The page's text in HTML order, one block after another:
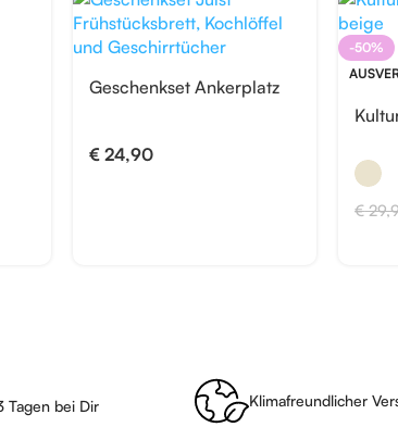
Geschenkset Ankerplatz
€24,90
-50%
€
Tagen bei Dir Klimafreundlicher